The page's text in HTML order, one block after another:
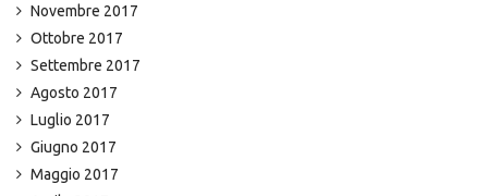
Novembre 2017
Ottobre 2017
Settembre 2017
Agosto 2017
Luglio 2017
Giugno 2017
Maggio 2017